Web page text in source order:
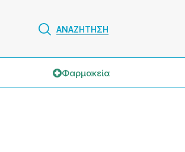
ΑΝΑΖΗΤΗΣΗ
Φαρμακεία